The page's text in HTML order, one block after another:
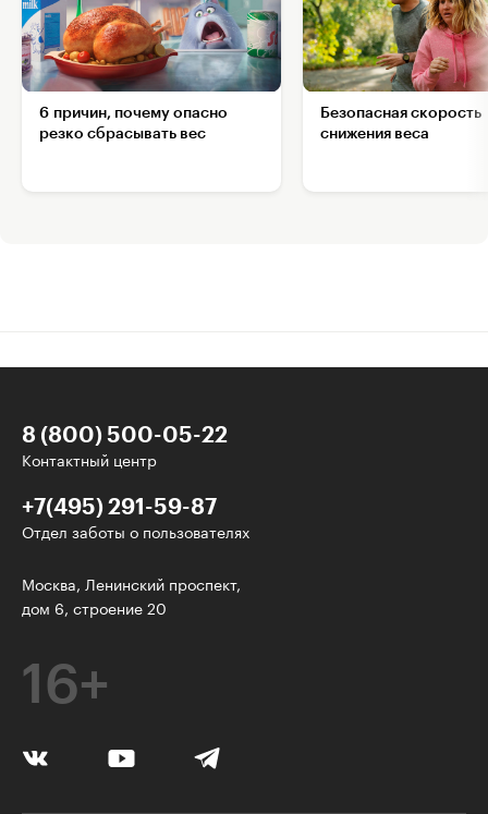
6 причин, почему опасно
резко сбрасывать вес
Безопасная скорость
снижения веса
8 (800) 500-05-22
Контактный центр
+7(495) 291-59-87
Отдел заботы о пользователях
Москва, Ленинский проспект,
дом 6, строение 20
16+
Интересное - на почту!
Выберите тему рассылки
Дизайн
Программирование